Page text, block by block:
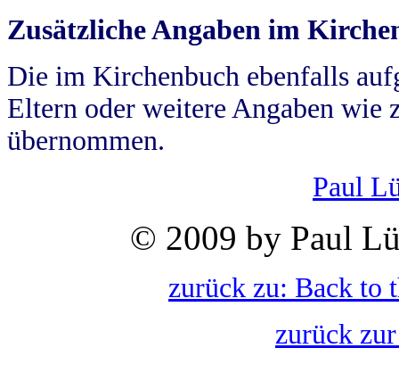
Zusätzliche Angaben im
Die im Kirchenbuch ebenfalls
Eltern oder weitere Angaben wie
übernommen.
Paul
© 2009 by Paul
zurück zu: Back to
zurück